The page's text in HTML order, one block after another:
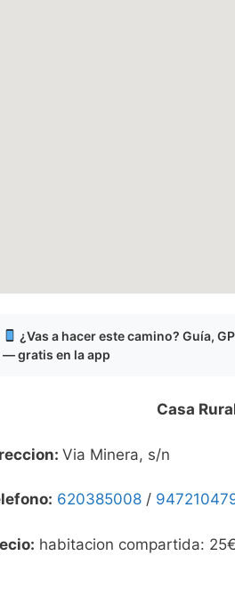
¿Vas a hacer este camino? Guía,
— gratis en la app
Casa
Via Minera, s/n
620385008 /
habitacion compartida: